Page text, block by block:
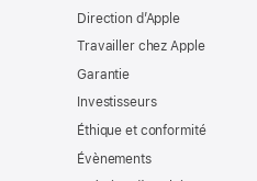
Direction d’Apple
Travailler chez Apple
Garantie
Investisseurs
Éthique et conformité
Évènements